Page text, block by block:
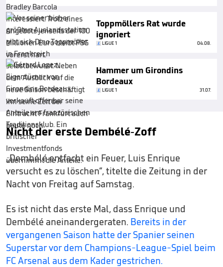
Toppmöllers Rat wurde
ignoriert
LIGUE 1 04.08.
Hammer um Girondins
Bordeaux
LIGUE 1 31.07.
Nicht der erste Dembélé-Zoff
„Dembélé entfacht ein Feuer, Luis Enrique
versucht es zu löschen“, titelte die Zeitung in der
Nacht von Freitag auf Samstag.
Es ist nicht das erste Mal, dass Enrique und
Dembélé aneinandergeraten. Bereits in der
vergangenen Saison hatte der Spanier seinen
Superstar vor dem Champions-League-Spiel beim
FC Arsenal aus dem Kader gestrichen.